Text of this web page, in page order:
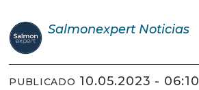
Salmonexpert Noticias
PUBLICADO 10.05.2023 - 06:10